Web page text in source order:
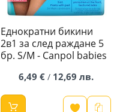
Еднократни бикини
2в1 за след раждане 5
бр. S/M - Canpol babies
6,49 €/ 12,69 лв.